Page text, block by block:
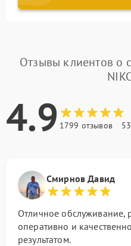
Отзывы клиентов о
4.9 1799 отзывов
Смирнов Давид
Отличное обслуживание,
оперативно и
результатом.